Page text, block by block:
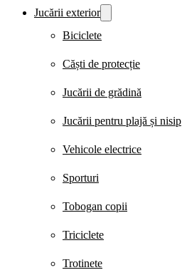
Jucării exterior
Biciclete
Căști de protecție
Jucării de grădină
Jucării pentru plajă și nisip
Vehicole electrice
Sporturi
Tobogan copii
Triciclete
Trotinete